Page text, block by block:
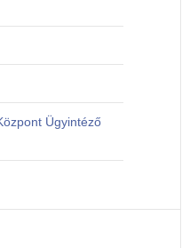
Ügyintéző